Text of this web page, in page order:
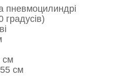
пневмоцилиндрі
градусів)
см
см